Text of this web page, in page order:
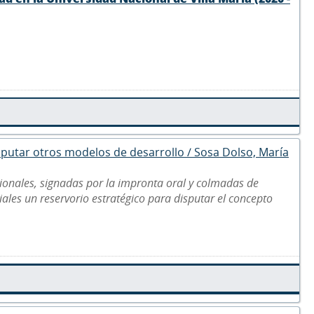
otros modelos de desarrollo / Sosa Dolso, María
signadas por la impronta oral y colmadas de
un reservorio estratégico para disputar el concepto